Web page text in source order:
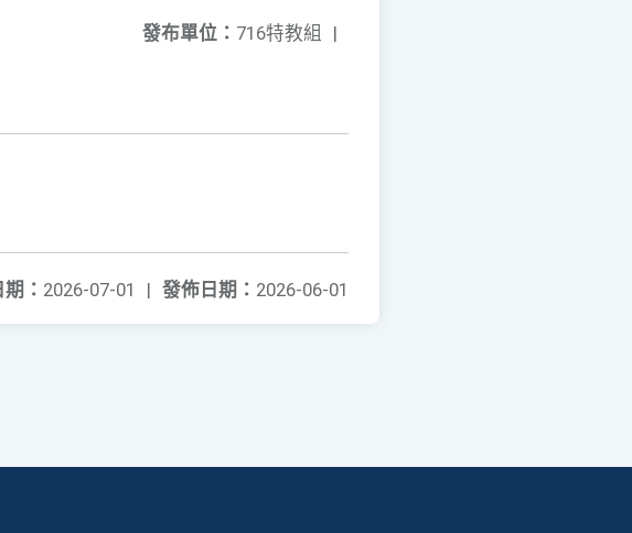
發布單位： 716特教組 |
發佈日期： 2026-06-01
： 2026-07-01 |